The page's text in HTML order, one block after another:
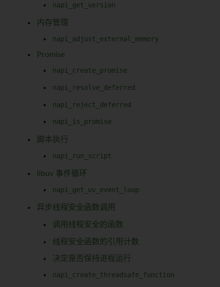
napi_get_version
内存管理
napi_adjust_external_memory
Promise
napi_create_promise
napi_resolve_deferred
napi_reject_deferred
napi_is_promise
脚本执行
napi_run_script
libuv 事件循环
napi_get_uv_event_loop
异步线程安全函数调用
调用线程安全的函数
线程安全函数的引用计数
决定是否保持进程运行
napi_create_threadsafe_function